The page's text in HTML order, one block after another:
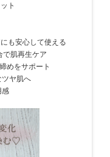
ト
も安心して使える
で肌再生ケア
めをサポート
ヤ肌へ
感